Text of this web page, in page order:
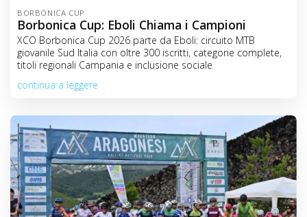
BORBONICA CUP
Borbonica Cup: Eboli Chiama i Campioni
XCO Borbonica Cup 2026 parte da Eboli: circuito MTB
giovanile Sud Italia con oltre 300 iscritti, categorie complete,
titoli regionali Campania e inclusione sociale
continua a leggere